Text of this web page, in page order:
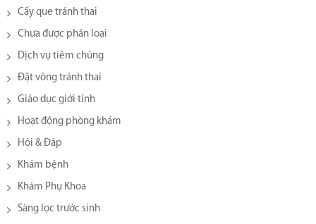
Cấy que tránh thai
Chưa được phân loại
Dịch vụ tiêm chủng
Đặt vòng tránh thai
Giáo dục giới tính
Hoạt động phòng khám
Hỏi & Đáp
Khám bệnh
Khám Phụ Khoa
Sàng lọc trước sinh